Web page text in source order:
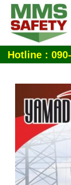
Skip
content
Hotline :